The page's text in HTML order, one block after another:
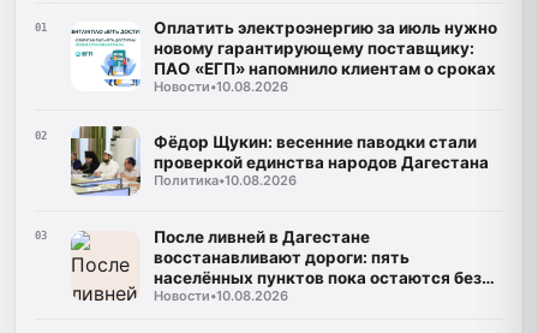
01
Оплатить электроэнергию за июль нужно
новому гарантирующему поставщику:
ПАО «ЕГП» напомнило клиентам о сроках
Новости•10.08.2026
02
Фёдор Щукин: весенние паводки стали
проверкой единства народов Дагестана
Политика•10.08.2026
03
После ливней в Дагестане
восстанавливают дороги: пять
населённых пунктов пока остаются без
транспортного сообщения
Новости•10.08.2026